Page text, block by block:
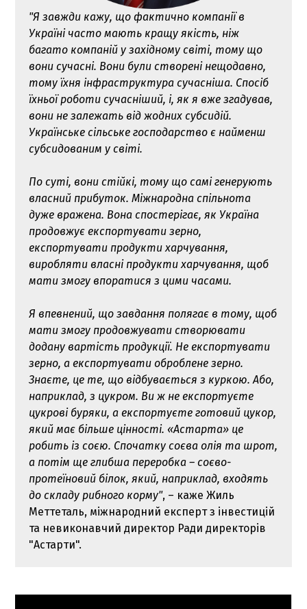
"Я завжди кажу, що фактично компанії в
Україні часто мають кращу якість, ніж
багато компаній у західному світі, тому що
вони сучасні. Вони були створені нещодавно,
тому їхня інфраструктура сучасніша. Спосіб
їхньої роботи сучасніший, і, як я вже згадував,
вони не залежать від жодних субсидій.
Українське сільське господарство є найменш
субсидованим у світі.
По суті, вони стійкі, тому що самі генерують
власний прибуток. Міжнародна спільнота
дуже вражена. Вона спостерігає, як Україна
продовжує експортувати зерно,
експортувати продукти харчування,
виробляти власні продукти харчування, щоб
мати змогу впоратися з цими часами.
Я впевнений, що завдання полягає в тому, щоб
мати змогу продовжувати створювати
додану вартість продукції. Не експортувати
зерно, а експортувати оброблене зерно.
Знаєте, це те, що відбувається з куркою. Або,
наприклад, з цукром. Ви ж не експортуєте
цукрові буряки, а експортуєте готовий цукор,
який має більше цінності. «Астарта» це
робить із соєю. Спочатку соєва олія та шрот,
а потім ще глибша переробка – соєво-
протеїновий білок, який, наприклад, входять
до складу рибного корму", – каже Жиль
Меттеталь, міжнародний експерт з інвестицій
та невиконавчий директор Ради директорів
"Астарти".